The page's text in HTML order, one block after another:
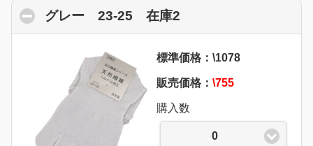
グレー 23-25 在庫2
標準価格：\1078
販売価格： \755
購入数
0